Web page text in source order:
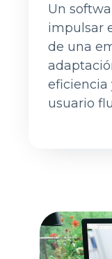
Un
impulsar
de una
eficiencia
usuario